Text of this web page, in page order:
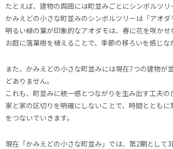
たとえば、建物の周囲には町並みごとにシンボルツリ
かみえどの小さな町並みのシンボルツリーは「アオダ
明るい緑の葉が印象的なアオダモは、春に花を咲かせ
お庭に落葉樹を植えることで、季節の移ろいを感じな
また、かみえどの小さな町並みには現在7つの建物
どありません。
これも、町並みに統一感とつながりを生み出す工夫の
家と家の区切りを明確にしないことで、時間ととも
をつないでいきます。
現在「かみえどの小さな町並み」では、第2期として3